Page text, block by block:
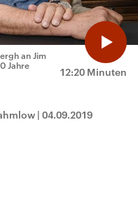
12:20 Minuten
an Jim
Jahre
| 04.09.2019